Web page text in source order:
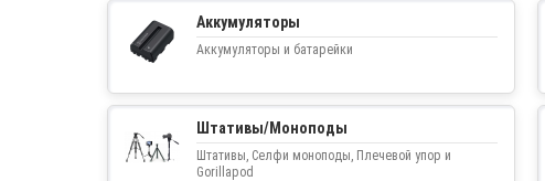
Аккумуляторы
Аккумуляторы и батарейки
Штативы/Моноподы
Штативы, Селфи моноподы, Плечевой упор и
Gorillapod